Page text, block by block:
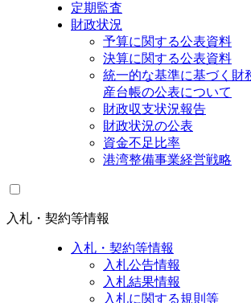
定期監査
財政状況
予算に関する公表資料
決算に関する公表資料
統一的な基準に基づく財
産台帳の公表について
財政収支状況報告
財政状況の公表
資金不足比率
港湾整備事業経営戦略
入札・契約等情報
入札・契約等情報
入札公告情報
入札結果情報
入札に関する規則等